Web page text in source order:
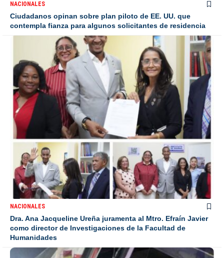
NACIONALES
Ciudadanos opinan sobre plan piloto de EE. UU. que
contempla fianza para algunos solicitantes de residencia
NACIONALES
Dra. Ana Jacqueline Ureña juramenta al Mtro. Efraín Javier
como director de Investigaciones de la Facultad de
Humanidades